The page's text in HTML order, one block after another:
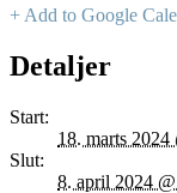
+ Add to Google
Detaljer
Start:
18. marts 2024
Slut:
8. april 2024